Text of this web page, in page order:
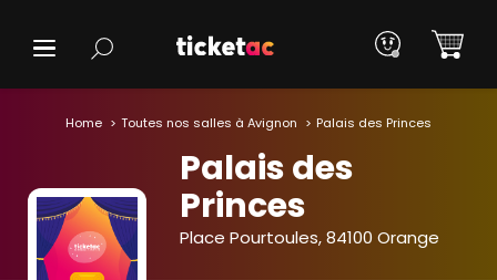
Home Toutes nos salles à Avignon Palais des Princes
Palais des
Princes
Place Pourtoules, 84100 Orange